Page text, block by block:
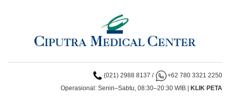
(021) 2988 8137 /
+62 780 3321 2250
Operasional: Senin–Sabtu, 08:30–20:30 WIB | KLIK PETA